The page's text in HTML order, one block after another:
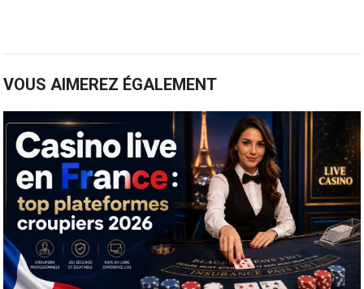
VOUS AIMEREZ ÉGALEMENT